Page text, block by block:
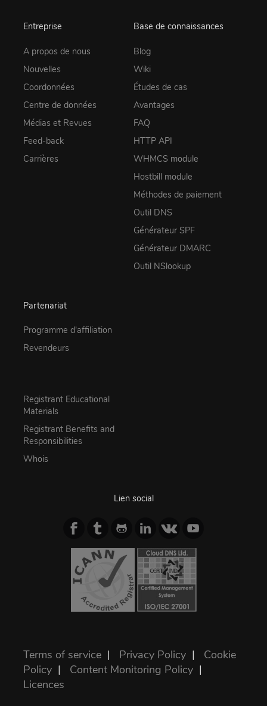
Entreprise
A propos de nous
Nouvelles
Coordonnées
Centre de données
Médias et Revues
Feed-back
Carrières
Base de connaissances
Blog
Wiki
Études de cas
Avantages
FAQ
HTTP API
WHMCS module
Hostbill module
Méthodes de paiement
Outil DNS
Générateur SPF
Générateur DMARC
Outil NSlookup
Partenariat
Programme d'affiliation
Revendeurs
Registrant Educational
Materials
Registrant Benefits and
Responsibilities
Whois
Lien social
Terms of service | Privacy Policy | Cookie
Policy | Content Monitoring Policy |
Licences